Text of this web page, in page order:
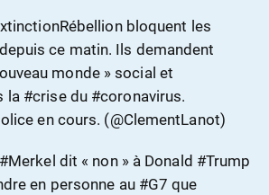
bloquent les
ce matin. Ils demandent
monde » social et
la #crise du #coronavirus.
en cours. (@ClementLanot)
dit « non » à Donald #Trump
en personne au #G7 que